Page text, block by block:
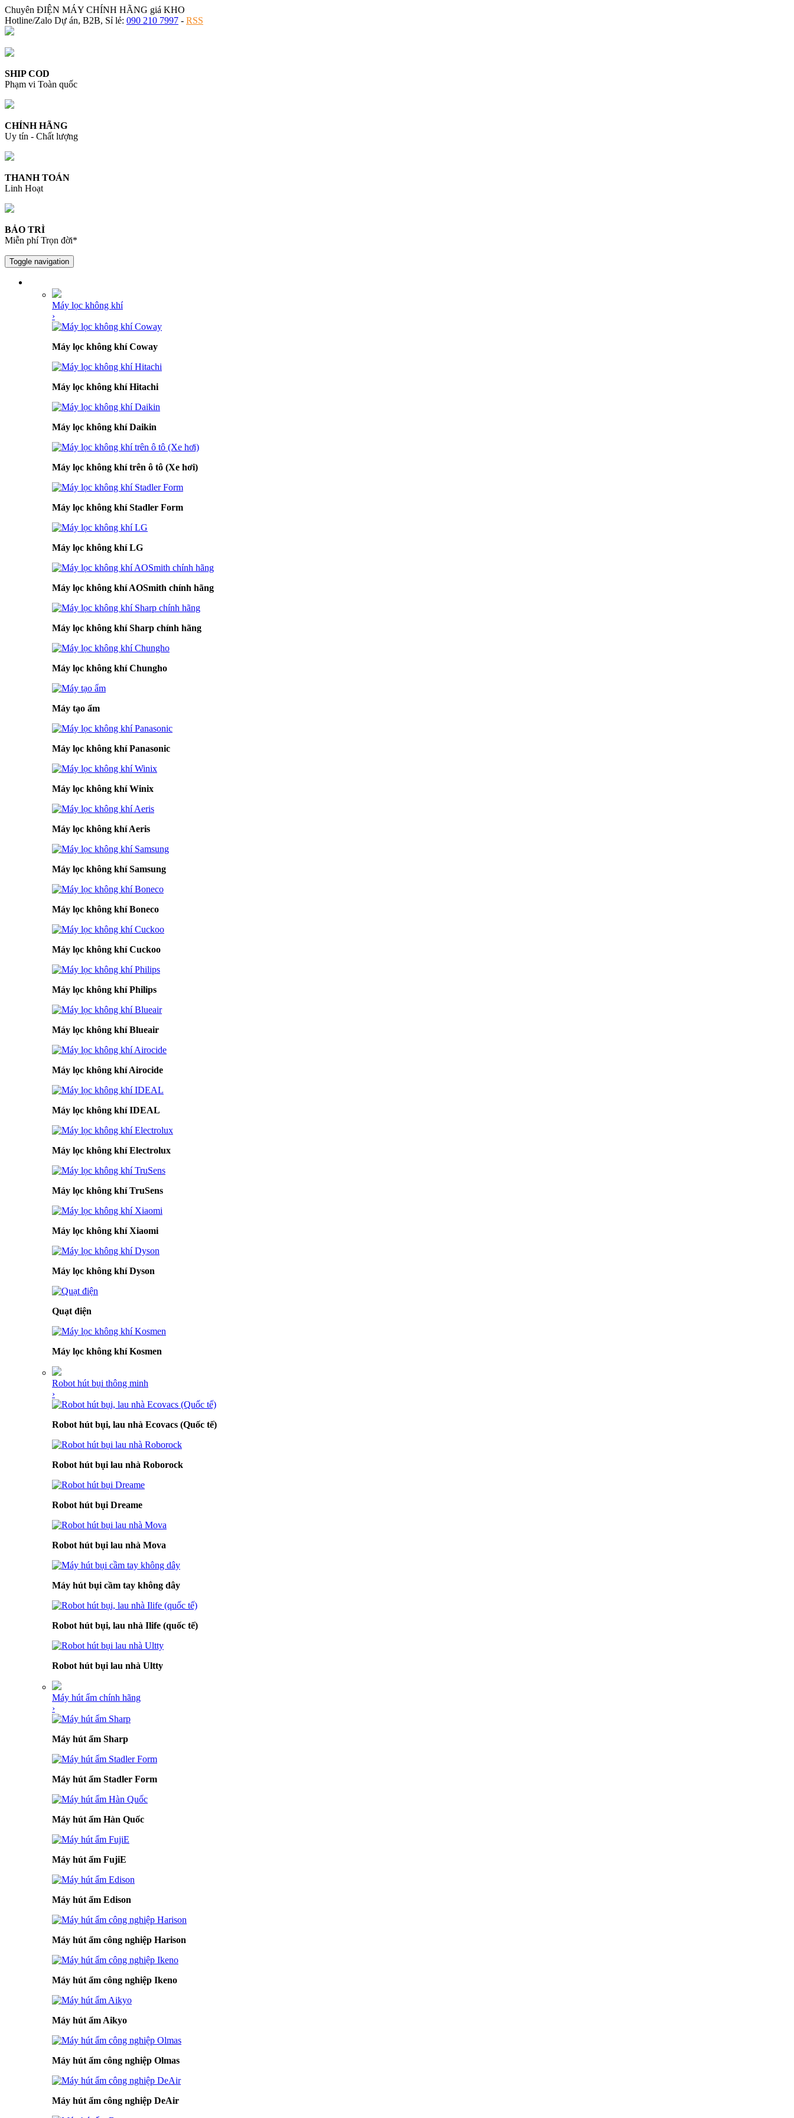
Chuyên ĐIỆN MÁY CHÍNH HÃNG giá KHO
Hotline/Zalo Dự án, B2B, Sỉ lẻ: 090 210 7997 - RSS
SHIP COD
Phạm vi Toàn quốc
CHÍNH HÃNG
Uy tín - Chất lượng
THANH TOÁN
Linh Hoạt
BẢO TRÌ
Miễn phí Trọn đời*
Toggle navigation
Máy lọc không khí
›
Máy lọc không khí Coway
Máy lọc không khí Hitachi
Máy lọc không khí Daikin
Máy lọc không khí trên ô tô (Xe hơi)
Máy lọc không khí Stadler Form
Máy lọc không khí LG
Máy lọc không khí AOSmith chính hãng
Máy lọc không khí Sharp chính hãng
Máy lọc không khí Chungho
Máy tạo ẩm
Máy lọc không khí Panasonic
Máy lọc không khí Winix
Máy lọc không khí Aeris
Máy lọc không khí Samsung
Máy lọc không khí Boneco
Máy lọc không khí Cuckoo
Máy lọc không khí Philips
Máy lọc không khí Blueair
Máy lọc không khí Airocide
Máy lọc không khí IDEAL
Máy lọc không khí Electrolux
Máy lọc không khí TruSens
Máy lọc không khí Xiaomi
Máy lọc không khí Dyson
Quạt điện
Máy lọc không khí Kosmen
Robot hút bụi thông minh
›
Robot hút bụi, lau nhà Ecovacs (Quốc tế)
Robot hút bụi lau nhà Roborock
Robot hút bụi Dreame
Robot hút bụi lau nhà Mova
Máy hút bụi cầm tay không dây
Robot hút bụi, lau nhà Ilife (quốc tế)
Robot hút bụi lau nhà Ultty
Máy hút ẩm chính hãng
›
Máy hút ẩm Sharp
Máy hút ẩm Stadler Form
Máy hút ẩm Hàn Quốc
Máy hút ẩm FujiE
Máy hút ẩm Edison
Máy hút ẩm công nghiệp Harison
Máy hút ẩm công nghiệp Ikeno
Máy hút ẩm Aikyo
Máy hút ẩm công nghiệp Olmas
Máy hút ẩm công nghiệp DeAir